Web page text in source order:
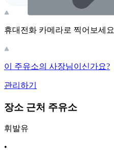
휴대전화 카메라로 찍어보세요
이 주유소의 사장님이신가요?
관리하기
장소 근처 주유소
휘발유
•